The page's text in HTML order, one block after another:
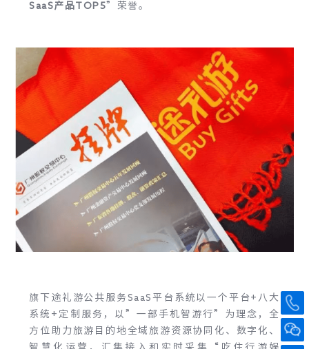
SaaS产品TOP5”荣誉。
旗下途礼游公共服务SaaS平台系统以一个平台+八大
系统+定制服务，以”一部手机智游行”为理念，全
方位助力旅游目的地全域旅游资源协同化、数字化、